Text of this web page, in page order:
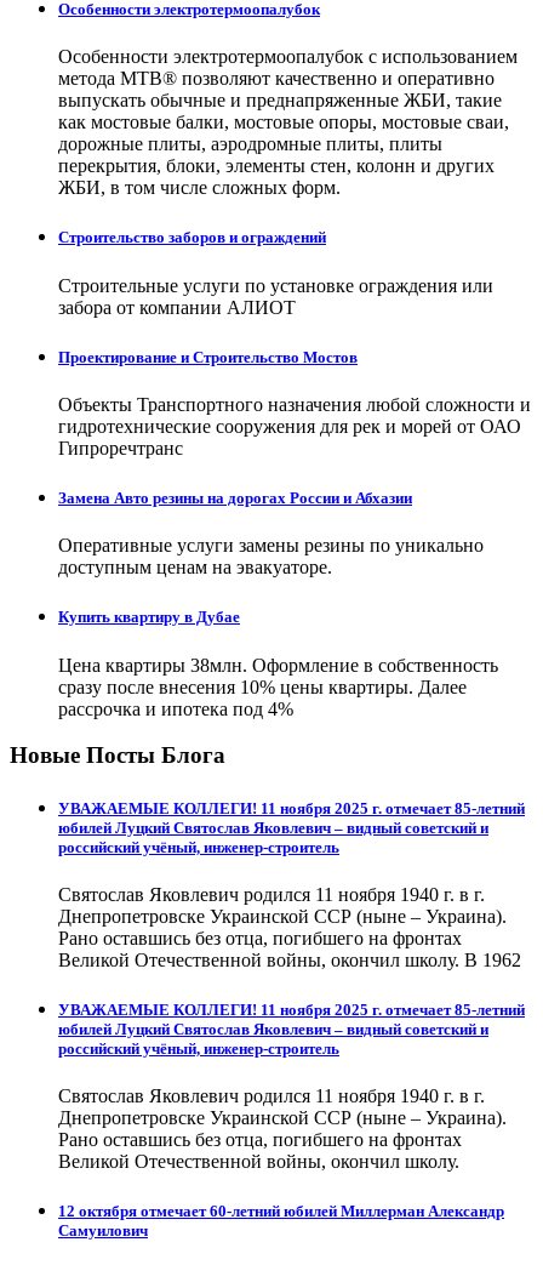
Особенности электротермоопалубок
Особенности электротермоопалубок с использованием
метода МТВ® позволяют качественно и оперативно
выпускать обычные и преднапряженные ЖБИ, такие
как мостовые балки, мостовые опоры, мостовые сваи,
дорожные плиты, аэродромные плиты, плиты
перекрытия, блоки, элементы стен, колонн и других
ЖБИ, в том числе сложных форм.
Строительство заборов и ограждений
Строительные услуги по установке ограждения или
забора от компании АЛИОТ
Проектирование и Строительство Мостов
Объекты Транспортного назначения любой сложности и
гидротехнические сооружения для рек и морей от ОАО
Гипроречтранс
Замена Авто резины на дорогах России и Абхазии
Оперативные услуги замены резины по уникально
доступным ценам на эвакуаторе.
Купить квартиру в Дубае
Цена квартиры 38млн. Оформление в собственность
сразу после внесения 10% цены квартиры. Далее
рассрочка и ипотека под 4%
Новые Посты Блога
УВАЖАЕМЫЕ КОЛЛЕГИ! 11 ноября 2025 г. отмечает 85-летний
юбилей Луцкий Святослав Яковлевич – видный советский и
российский учёный, инженер-строитель
Святослав Яковлевич родился 11 ноября 1940 г. в г.
Днепропетровске Украинской ССР (ныне – Украина).
Рано оставшись без отца, погибшего на фронтах
Великой Отечественной войны, окончил школу. В 1962
УВАЖАЕМЫЕ КОЛЛЕГИ! 11 ноября 2025 г. отмечает 85-летний
юбилей Луцкий Святослав Яковлевич – видный советский и
российский учёный, инженер-строитель
Святослав Яковлевич родился 11 ноября 1940 г. в г.
Днепропетровске Украинской ССР (ныне – Украина).
Рано оставшись без отца, погибшего на фронтах
Великой Отечественной войны, окончил школу.
12 октября отмечает 60-летний юбилей Миллерман Александр
Самуилович